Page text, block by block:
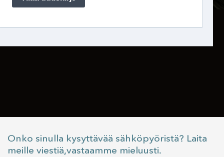
Onko sinulla kysyttävää sähköpyöristä? Laita
meille viestiä,vastaamme mieluusti.